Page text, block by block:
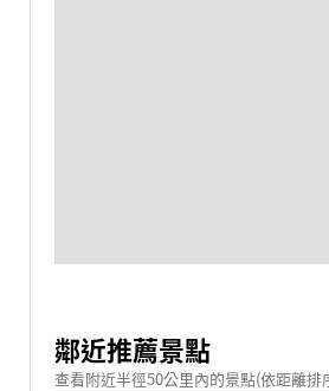
鄰近推薦景點
查看附近半徑50公里內的景點(依距離排